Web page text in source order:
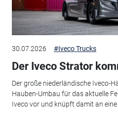
30.07.2026 #Iveco Trucks
Der Iveco Strator
Der große niederländische Iveco-
Hauben-Umbau für das aktuelle
Iveco vor und knüpft damit an eine